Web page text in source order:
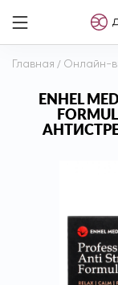
Главная / Онлайн-
ENHEL